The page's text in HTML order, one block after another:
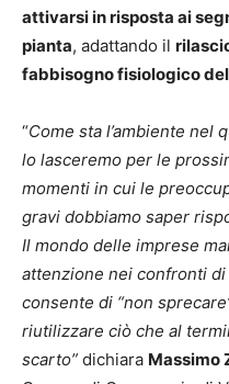
attivarsi in risposta ai
pianta, adattando il
fabbisogno fisiologico
“Come sta l’ambiente nel
lo lasceremo per le
momenti in cui le
gravi dobbiamo saper
Il mondo delle imprese
attenzione nei confronti di
consente di “non
riutilizzare ciò che al
scarto” dichiara Massimo